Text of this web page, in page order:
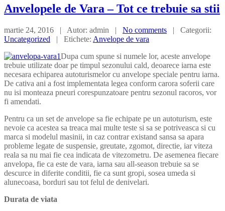
Anvelopele de Vara – Tot ce trebuie sa stii
martie 24, 2016 | Autor: admin | No comments | Categorii:
Uncategorized | Etichete: Anvelope de vara
Dupa cum spune si numele lor, aceste anvelope
trebuie utilizate doar pe timpul sezonului cald, deoarece iarna este
necesara echiparea autoturismelor cu anvelope speciale pentru iarna.
De cativa ani a fost implementata legea conform carora soferii care
nu isi monteaza pneuri corespunzatoare pentru sezonul racoros, vor
fi amendati.
Pentru ca un set de anvelope sa fie echipate pe un autoturism, este
nevoie ca acestea sa treaca mai multe teste si sa se potriveasca si cu
marca si modelul masinii, in caz contrar existand sansa sa apara
probleme legate de suspensie, greutate, zgomot, directie, iar viteza
reala sa nu mai fie cea indicata de vitezometru. De asemenea fiecare
anvelopa, fie ca este de vara, iarna sau all-season trebuie sa se
descurce in diferite conditii, fie ca sunt gropi, sosea umeda si
alunecoasa, borduri sau tot felul de denivelari.
Durata de viata